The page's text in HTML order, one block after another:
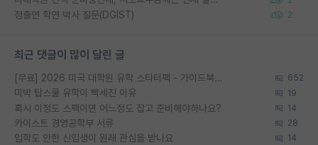
정출연 학연 박사 질문(DGIST) 2
최근 댓글이 많이 달린 글
[무료] 2026 미국 대학원 유학 스타터팩 - 가이드북 & 합격자 컨택메일 템플릿 652
미박 탑스쿨 유학이 빡세진 이유 19
혹시 이정도 스펙이면 어느정도 잡고 준비해야하나요? 14
카이스트 경영공학부 서류 28
입학도 안한 신입생이 원래 관심을 받나요 14